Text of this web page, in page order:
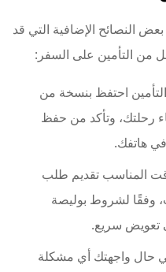
بعض النصائح الإضافية التي قد
من التأمين على السفر:
احتفظ بنسخة من
رحلتك، وتأكد من حفظ
هاتفك.
المناسب تقديم طلب
وفقًا لشروط بوليصة
تعويض سريع.
حال واجهتك أي مشكلة